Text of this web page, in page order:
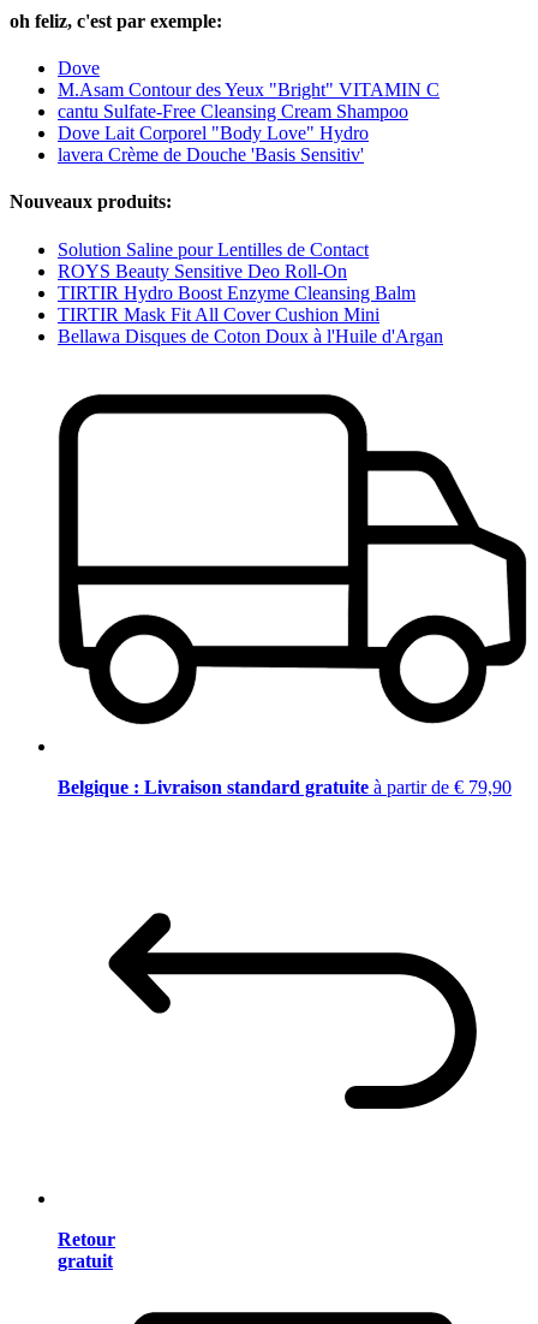
oh feliz, c'est par exemple:
Dove
M.Asam Contour des Yeux "Bright" VITAMIN C
cantu Sulfate-Free Cleansing Cream Shampoo
Dove Lait Corporel "Body Love" Hydro
lavera Crème de Douche 'Basis Sensitiv'
Nouveaux produits:
Solution Saline pour Lentilles de Contact
ROYS Beauty Sensitive Deo Roll-On
TIRTIR Hydro Boost Enzyme Cleansing Balm
TIRTIR Mask Fit All Cover Cushion Mini
Bellawa Disques de Coton Doux à l'Huile d'Argan
Belgique : Livraison standard gratuite à partir de € 79,90
Retour
gratuit